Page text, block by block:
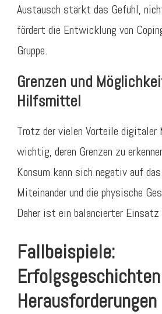
Austausch stärkt das Gefühl,
fördert die Entwicklung von
Gruppe.
Grenzen und
Hilfsmittel
Trotz der vielen Vorteile digitaler
wichtig, deren Grenzen zu
Konsum kann sich negativ auf
Miteinander und die physische
Daher ist ein balancierter
Fallbeispiele:
Herausforderungen